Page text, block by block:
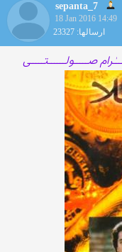
sepanta_7
18 Jan 2016 14:49
ارسالها: 23327
صـــــولــــــتـــــی